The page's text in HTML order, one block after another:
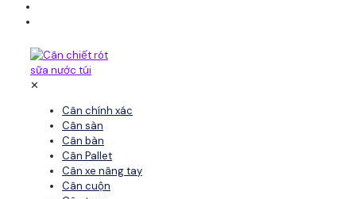
✕
Cân chính xác
Cân sàn
Cân bàn
Cân Pallet
Cân xe nâng tay
Cân cuộn